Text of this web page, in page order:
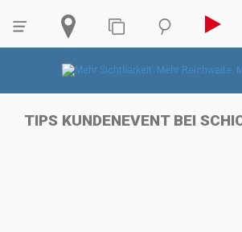
TIPS KUNDENEVENT BEI